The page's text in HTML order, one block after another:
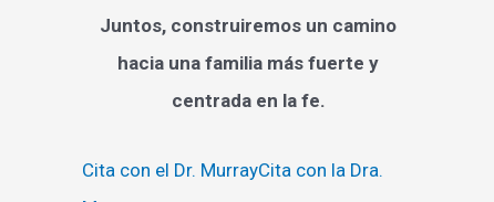
Juntos, construiremos un camino
hacia una familia más fuerte y
centrada en la fe.
Cita con el Dr. MurrayCita con la Dra.